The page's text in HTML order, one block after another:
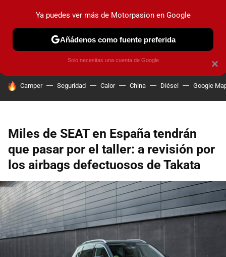
PRUEBAS COCHES ELÉCTRICOS OBSERVATORIO
HOY SE HABLA DE
Camper Seguridad Calor China Diésel Google
Miles de SEAT en España tendrán
que pasar por el taller: a revisión por
los airbags defectuosos de Takata
×
Ya puedes ver más de Motorpasion en Google
Añádenos como fuente preferida
Solo necesitas una cuenta de Google